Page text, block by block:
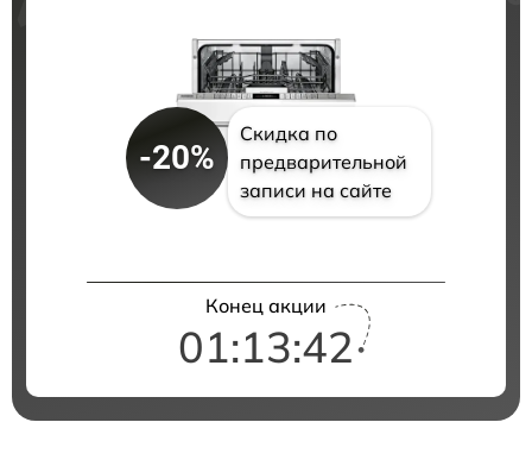
-20%
Скидка по
предварительной
записи на сайте
Конец акции
01:13:41